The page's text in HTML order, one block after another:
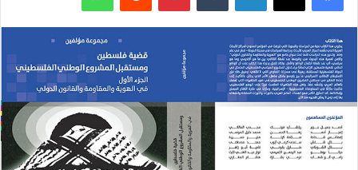
ي
س
ب
و
X
ي
ن
ك
د
T
m
b
ي
ت
ي
R
e
d
d
ا
ت
س
ا